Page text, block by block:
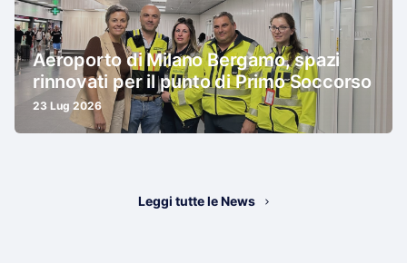
Aeroporto di Milano Bergamo, spazi
rinnovati per il punto di Primo Soccorso
23 Lug 2026
Leggi tutte le News